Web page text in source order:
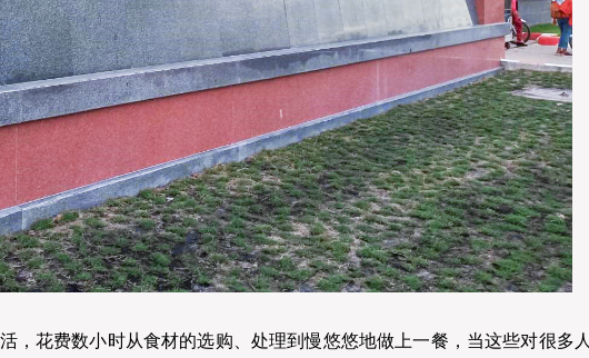
，花费数小时从食材的选购、处理到慢悠悠地做上一餐，当这些对很多人